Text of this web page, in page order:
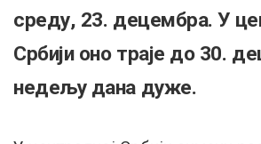
среду, 23. децембра. У
Србији оно траје до 30.
недељу дана дуже.